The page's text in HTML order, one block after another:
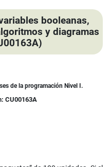
booleanas,
y diagramas
de la programación Nivel I.
CU00163A